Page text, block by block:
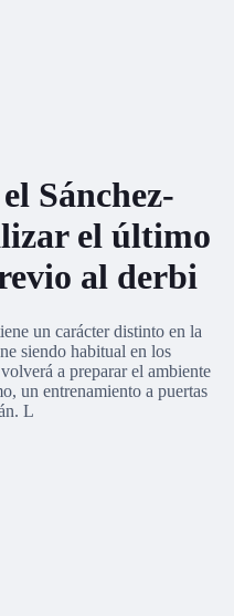
Sánchez-
el último
al derbi
un carácter distinto en la
siendo habitual en los
a preparar el ambiente
un entrenamiento a puertas
L